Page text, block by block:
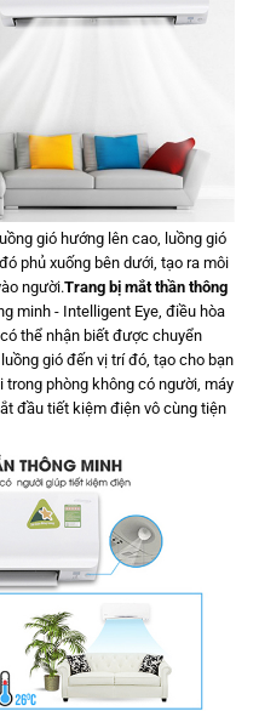
gió hướng lên cao, luồng gió
phủ xuống bên dưới, tạo ra môi
người.Trang bị mắt thần thông
minh - Intelligent Eye, điều hòa
thể nhận biết được chuyển
gió đến vị trí đó, tạo cho bạn
phòng không có người, máy
đầu tiết kiệm điện vô cùng tiện